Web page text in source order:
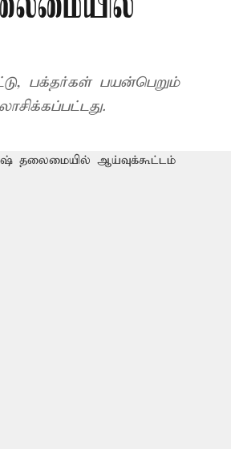
பக்தர்கள் பயன்பெறும்